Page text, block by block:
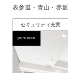
表参道・青山・赤
セキュリティ充実
premium